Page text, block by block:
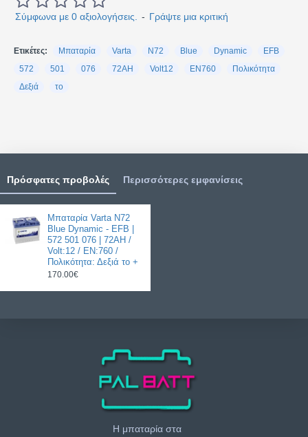
Σύμφωνα με 0 αξιολογήσεις. - Γράψτε μια κριτική
Ετικέτες: Μπαταρία Varta N72 Blue Dynamic
EFB
572
501 076 72AH Volt12 EN760
Πολικότητα
Δεξιά
το
Πρόσφατες προβολές Περισσότερες εμφανίσεις
Μπαταρία Varta N72
Blue Dynamic - EFB |
572 501 076 | 72AH /
Volt:12 / EN:760 /
Πολικότητα: Δεξιά το +
170.00€
Η μπαταρία στα